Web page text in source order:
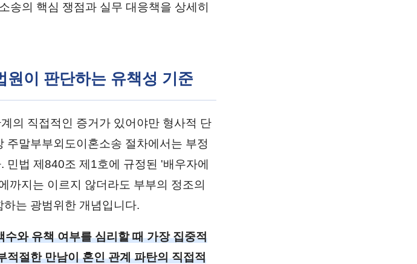
송의 핵심 쟁점과 실무 대응책을 상세히
원이 판단하는 유책성 기준
의 직접적인 증거가 있어야만 형사적 단
주말부부외도이혼소송 절차에서는 부정
법 제840조 제1호에 규정된 '배우자에
까지는 이르지 않더라도 부부의 정조의
는 광범위한 개념입니다.
와 유책 여부를 심리할 때 가장 집중적
적절한 만남이 혼인 관계 파탄의 직접적